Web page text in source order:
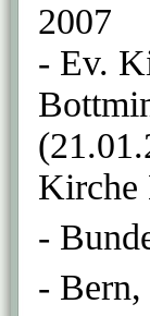
2007
- Ev.
Kirche
-
- Bern,